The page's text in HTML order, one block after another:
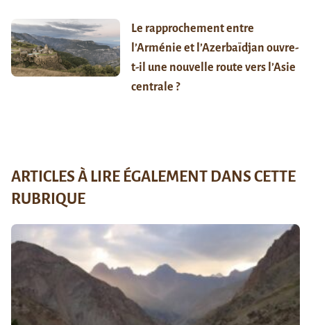
Le rapprochement entre
l’Arménie et l’Azerbaïdjan ouvre-
t-il une nouvelle route vers l’Asie
centrale ?
ARTICLES À LIRE ÉGALEMENT DANS CETTE
RUBRIQUE